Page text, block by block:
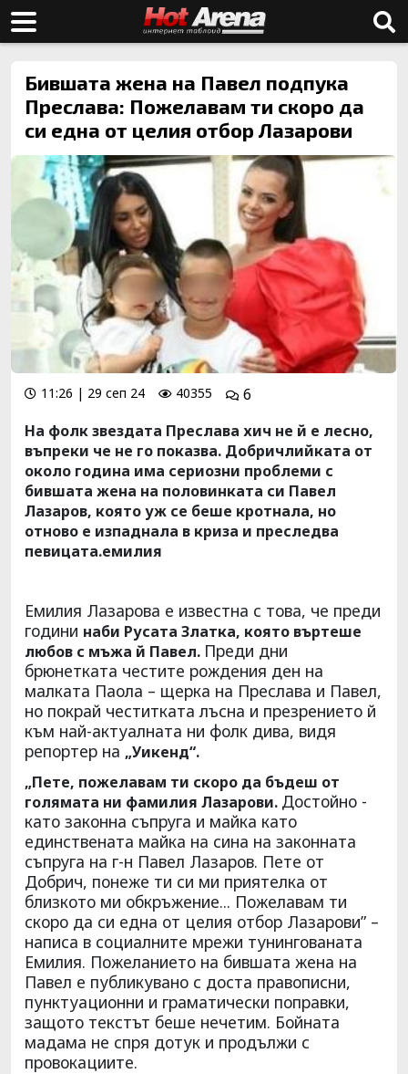
Бившата жена на Павел подпука
Преслава: Пожелавам ти скоро да
си една от целия отбор Лазарови
11:26 | 29 сеп 24 40355
6
На фолк звездата Преслава хич не й е лесно,
въпреки че не го показва. Добричлийката от
около година има сериозни проблеми с
бившата жена на половинката си Павел
Лазаров, която уж се беше кротнала, но
отново е изпаднала в криза и преследва
певицата.емилия
Емилия Лазарова е известна с това, че преди
години наби Русата Златка, която въртеше
любов с мъжа й Павел. Преди дни
брюнетката честите рождения ден на
малката Паола – щерка на Преслава и Павел,
но покрай честитката лъсна и презрението й
към най-актуалната ни фолк дива, видя
репортер на „Уикенд“.
„Пете, пожелавам ти скоро да бъдеш от
голямата ни фамилия Лазарови. Достойно -
като законна съпруга и майка като
единствената майка на сина на законната
съпруга на г-н Павел Лазаров. Пете от
Добрич, понеже ти си ми приятелка от
близкото ми обкръжение... Пожелавам ти
скоро да си една от целия отбор Лазарови” –
написа в социалните мрежи тунингованата
Емилия. Пожеланието на бившата жена на
Павел е публикувано с доста правописни,
пунктуационни и граматически поправки,
защото текстът беше нечетим. Бойната
мадама не спря дотук и продължи с
провокациите.